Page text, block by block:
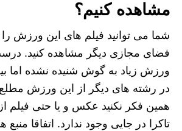
مشاهده کنیم؟
شما می توانید فیلم های این ورزش را
فضای مجازی دیگر مشاهده کنید.
ورزش زیاد به گوش شنیده نشده اما
در رشته های دیگر از این ورزش
همین فکر نکنید عکس و یا حتی
تاکرا در جایی وجود ندارد. اتفاقا